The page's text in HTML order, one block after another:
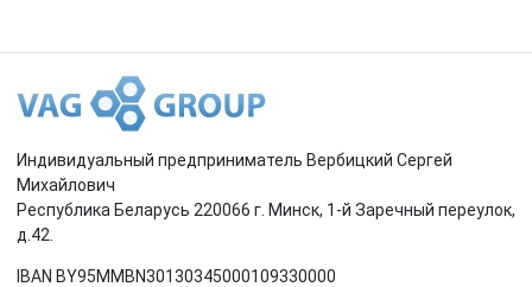
Индивидуальный предприниматель Вербицкий Сергей
Михайлович
Республика Беларусь 220066 г. Минск, 1-й Заречный переулок,
д.42.
IBAN BY95MMBN30130345000109330000